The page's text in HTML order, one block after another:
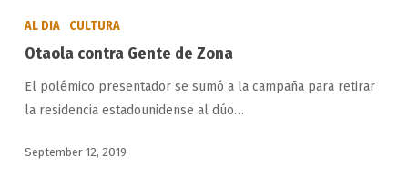
de
Zona
AL DIA CULTURA
Otaola contra Gente de Zona
El polémico presentador se sumó a la campaña para retirar
la residencia estadounidense al dúo…
September 12, 2019